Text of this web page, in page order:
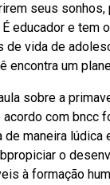
seus sonhos,
educador e tem
de vida de
encontra um
sobre a
com bncc
de maneira lúdica
o
à formação